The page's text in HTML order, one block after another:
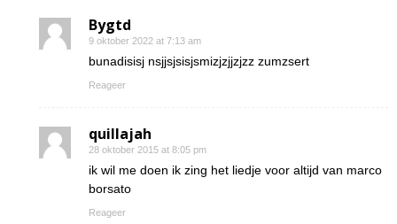
Bygtd
9 oktober 2022 at 7:13 am
bunadisisj nsjjsjsisjsmizjzjjzjzz zumzsert
Reageer
quillajah
28 oktober 2015 at 8:05 pm
ik wil me doen ik zing het liedje voor altijd van marco
borsato
Reageer